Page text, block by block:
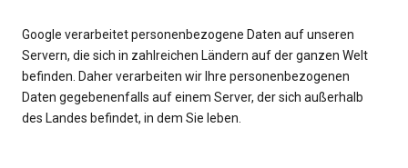
Google verarbeitet personenbezogene Daten auf unseren
Servern, die sich in zahlreichen Ländern auf der ganzen Welt
befinden. Daher verarbeiten wir Ihre personenbezogenen
Daten gegebenenfalls auf einem Server, der sich außerhalb
des Landes befindet, in dem Sie leben.